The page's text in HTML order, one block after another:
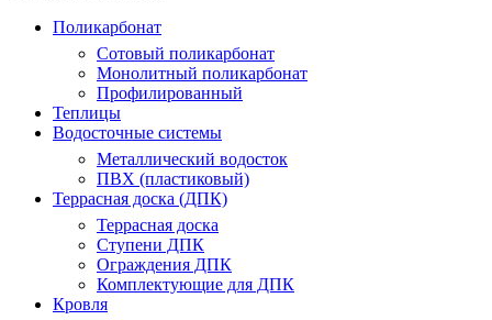
Поликарбонат
Сотовый поликарбонат
Монолитный поликарбонат
Профилированный
Теплицы
Водосточные системы
Металлический водосток
ПВХ (пластиковый)
Террасная доска (ДПК)
Террасная доска
Ступени ДПК
Ограждения ДПК
Комплектующие для ДПК
Кровля